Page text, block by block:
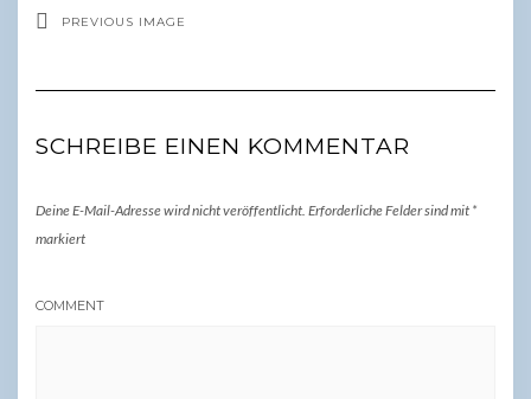
PREVIOUS IMAGE
SCHREIBE EINEN KOMMENTAR
Deine E-Mail-Adresse wird nicht veröffentlicht. Erforderliche Felder sind mit *
markiert
COMMENT